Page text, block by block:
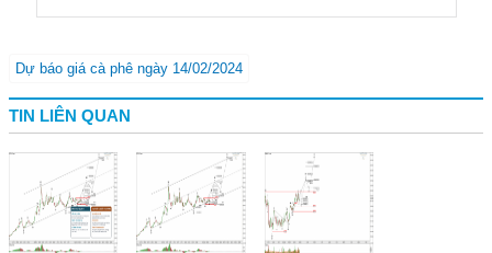
Dự báo giá cà phê ngày 14/02/2024
TIN LIÊN QUAN